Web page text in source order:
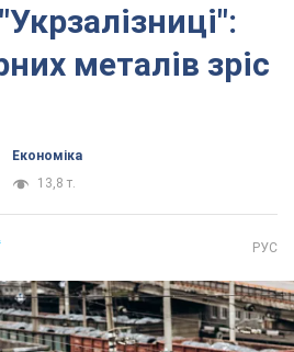
металів зріс
Економіка
13,8 т.
РУС